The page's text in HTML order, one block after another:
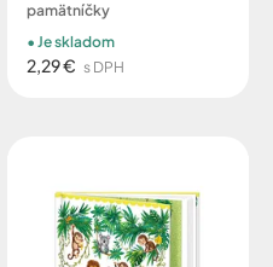
pamätníčky
2,29 € s DPH
Je skladom